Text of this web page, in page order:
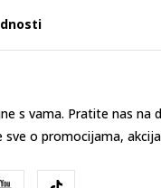
s vama. Pratite nas na
sve o promocijama,